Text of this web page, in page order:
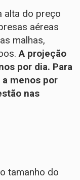
alta do preço
aéreas
malhas,
A projeção
por dia. Para
menos por
nas
tamanho do